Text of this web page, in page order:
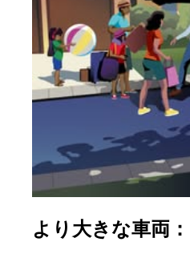
より大きな車両